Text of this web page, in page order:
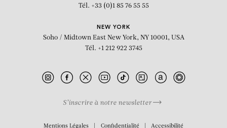
Tél. +33 (0)1 85 76 55 55
NEW YORK
Soho / Midtown East New York, NY 10001, USA
Tél. +1 212 922 3745
S’inscrire à notre newsletter
Mentions Légales Confidentialité Accessibilité